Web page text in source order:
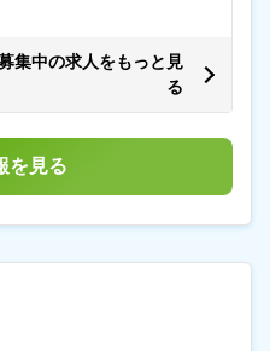
パノラマビューウインドウ」
を採り入れた個性的な窓で景
ます。 そのデザインは意匠登
しても特殊な技術やスキルを
し。腰を落ち着けて長期就業
伴い社員の働き方も大きく改善
を活用しながら徹底して管理
30時間程度となっています。
のメンバーが多く、知見・ノ
時間外労働の残業手当は追加
円）を合わせた金額で
に応じて役職手当・基本給を見
固定手当を含めた表記です。
集中の求人をもっと見
る
を見る